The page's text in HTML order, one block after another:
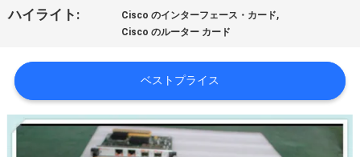
工
場
ハイライト: Cisco のインターフェース・カード,
Cisco のルーター カード
ベストプライス